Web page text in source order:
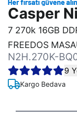
Casper
7 270k 16GB
FREEDOS
N2H.270K-
9
Kargo Bedava